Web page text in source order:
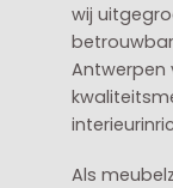
wij
Antwerpen
Als